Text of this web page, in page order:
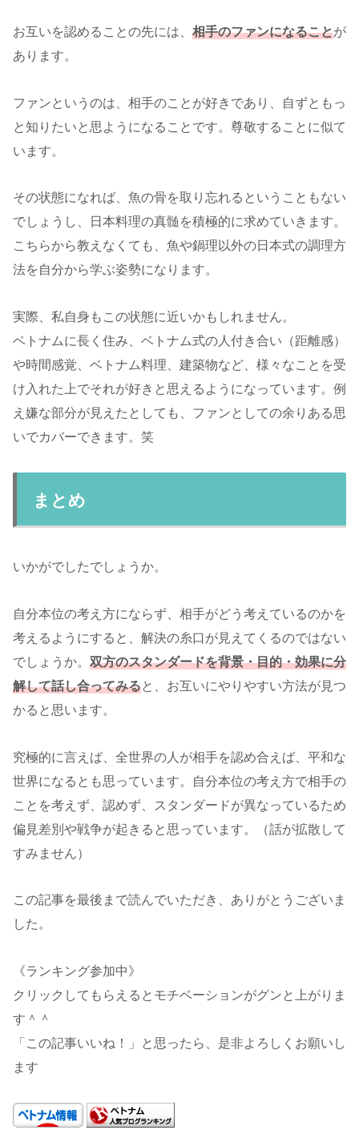
お互いを認めることの先には、 相手のファンになることが
あります。
ファンというのは、相手のことが好きであり、自ずともっ
と知りたいと思ようになることです。尊敬することに似て
います。
その状態になれば、魚の骨を取り忘れるということもない
でしょうし、日本料理の真髄を積極的に求めていきます。
こちらから教えなくても、魚や鍋理以外の日本式の調理方
法を自分から学ぶ姿勢になります。
実際、私自身もこの状態に近いかもしれません。
ベトナムに長く住み、ベトナム式の人付き合い（距離感）
や時間感覚、ベトナム料理、建築物など、様々なことを受
け入れた上でそれが好きと思えるようになっています。例
え嫌な部分が見えたとしても、ファンとしての余りある思
いでカバーできます。笑
まとめ
いかがでしたでしょうか。
自分本位の考え方にならず、相手がどう考えているのかを
考えるようにすると、解決の糸口が見えてくるのではない
でしょうか。 双方のスタンダードを背景・目的・効果に分
解して話し合ってみると、お互いにやりやすい方法が見つ
かると思います。
究極的に言えば、全世界の人が相手を認め合えば、平和な
世界になるとも思っています。自分本位の考え方で相手の
ことを考えず、認めず、スタンダードが異なっているため
偏見差別や戦争が起きると思っています。（話が拡散して
すみません）
この記事を最後まで読んでいただき、ありがとうございま
した。
《ランキング参加中》
クリックしてもらえるとモチベーションがグンと上がりま
す＾＾
「この記事いいね！」と思ったら、是非よろしくお願いし
ます